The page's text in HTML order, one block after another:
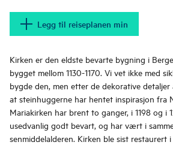
Legg til reiseplanen min
Kirken er den eldste bevarte bygning i
bygget mellom 1130-1170. Vi vet ikke med
bygde den, men etter de dekorative
at steinhuggerne har hentet inspirasjon fra
Mariakirken har brent to ganger, i 1198 og i
usedvanlig godt bevart, og har vært i
senmiddelalderen. Kirken ble sist restaurert